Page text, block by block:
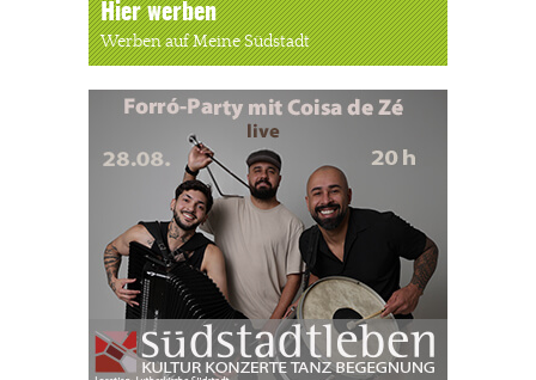
Hier werben
Werben auf Meine Südstadt